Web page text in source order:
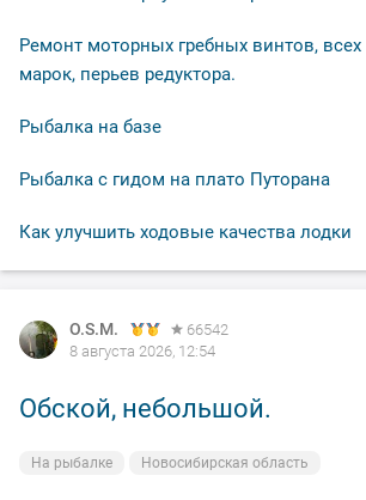
Ремонт моторных гребных винтов, всех
марок, перьев редуктора.
Рыбалка на базе
Рыбалка с гидом на плато Путорана
Как улучшить ходовые качества лодки
O.S.M.
66542
8 августа 2026, 12:54
Обской, небольшой.
На рыбалке Новосибирская область
O.S.M.
66542
8 августа 2026, 12:50
На закате дня.
На рыбалке Новосибирская область
O.S.M.
66542
7 августа 2026, 12:05
"Малек" сороковой в работе.
Снасти Новосибирская область
O.S.M.
66542
7 августа 2026, 11:14
Вечерело.
На рыбалке Новосибирская область